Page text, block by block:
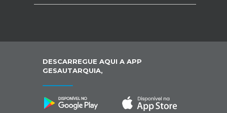
DESCARREGUE AQUI A APP
GESAUTARQUIA,